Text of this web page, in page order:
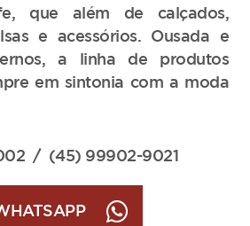
que além de calçados,
e acessórios. Ousada e
a linha de produtos
em sintonia com a moda
/ (45) 99902-9021